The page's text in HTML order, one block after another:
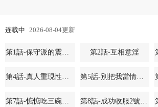
连载中 2026-08-04更新
第1話-保守派的震撼教育 第2話-互相意淫
第4話-真人重現性幻想 第5話-別把我當情趣用品
第7話-惦惦吃三碗公的善英 第8話-成功收服2號奴隸?!